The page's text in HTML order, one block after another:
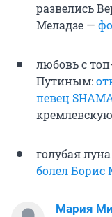
развелись
Меладзе —
любовь с
Путиным:
певец
голубая
болел Борис
Мария